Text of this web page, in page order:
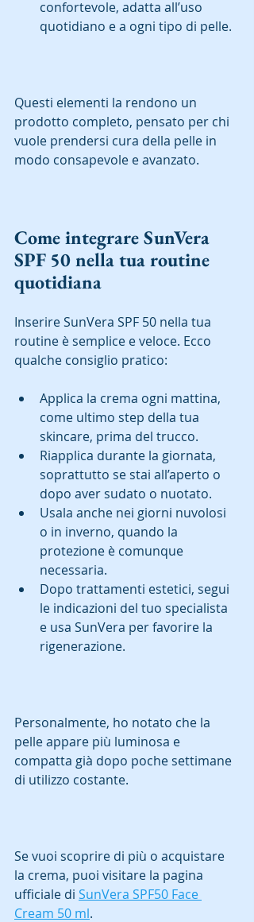
confortevole, adatta all’uso
quotidiano e a ogni tipo di pelle.
Questi elementi la rendono un
prodotto completo, pensato per chi
vuole prendersi cura della pelle in
modo consapevole e avanzato.
Come integrare SunVera
SPF 50 nella tua routine
quotidiana
Inserire SunVera SPF 50 nella tua
routine è semplice e veloce. Ecco
qualche consiglio pratico:
Applica la crema ogni mattina,
come ultimo step della tua
skincare, prima del trucco.
Riapplica durante la giornata,
soprattutto se stai all’aperto o
dopo aver sudato o nuotato.
Usala anche nei giorni nuvolosi
o in inverno, quando la
protezione è comunque
necessaria.
Dopo trattamenti estetici, segui
le indicazioni del tuo specialista
e usa SunVera per favorire la
rigenerazione.
Personalmente, ho notato che la
pelle appare più luminosa e
compatta già dopo poche settimane
di utilizzo costante.
Se vuoi scoprire di più o acquistare
la crema, puoi visitare la pagina
ufficiale di SunVera SPF50 Face
Cream 50 ml.